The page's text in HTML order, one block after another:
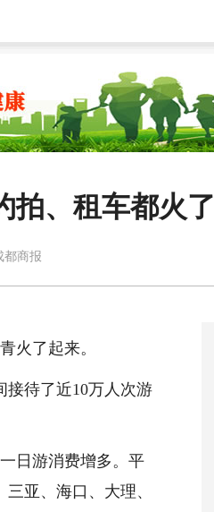
拍、租车都火了
都商报
火了起来。
接待了近10万人次游
日游消费增多。平
亚、海口、大理、